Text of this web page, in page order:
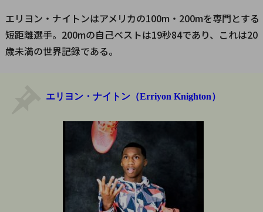
エリヨン・ナイトンはアメリカの100m・200mを専門とする
短距離選手。200mの自己ベストは19秒84であり、これは20
歳未満の世界記録である。
エリヨン・ナイトン（Erriyon Knighton）